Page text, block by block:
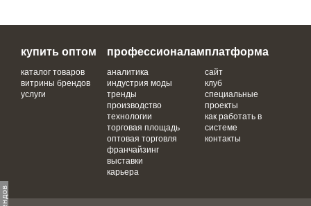
купить оптом
каталог товаров
витрины брендов
услуги
профессионалам
аналитика
индустрия моды
тренды
производство
технологии
торговая площадь
оптовая торговля
франчайзинг
выставки
карьера
платформа
сайт
клуб
специальные
проекты
как работать в
системе
контакты